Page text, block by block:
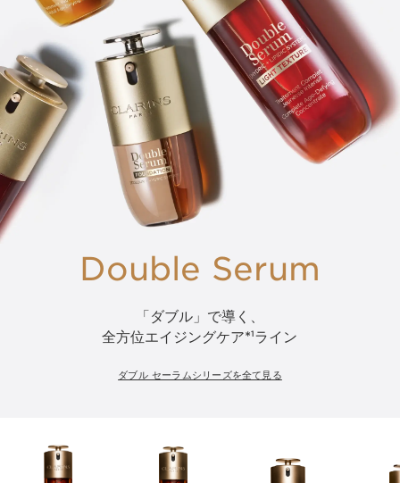
Double Serum
「ダブル」で導く、
全方位エイジングケア*1 ライン
ダブル セーラムシリーズを全て見る